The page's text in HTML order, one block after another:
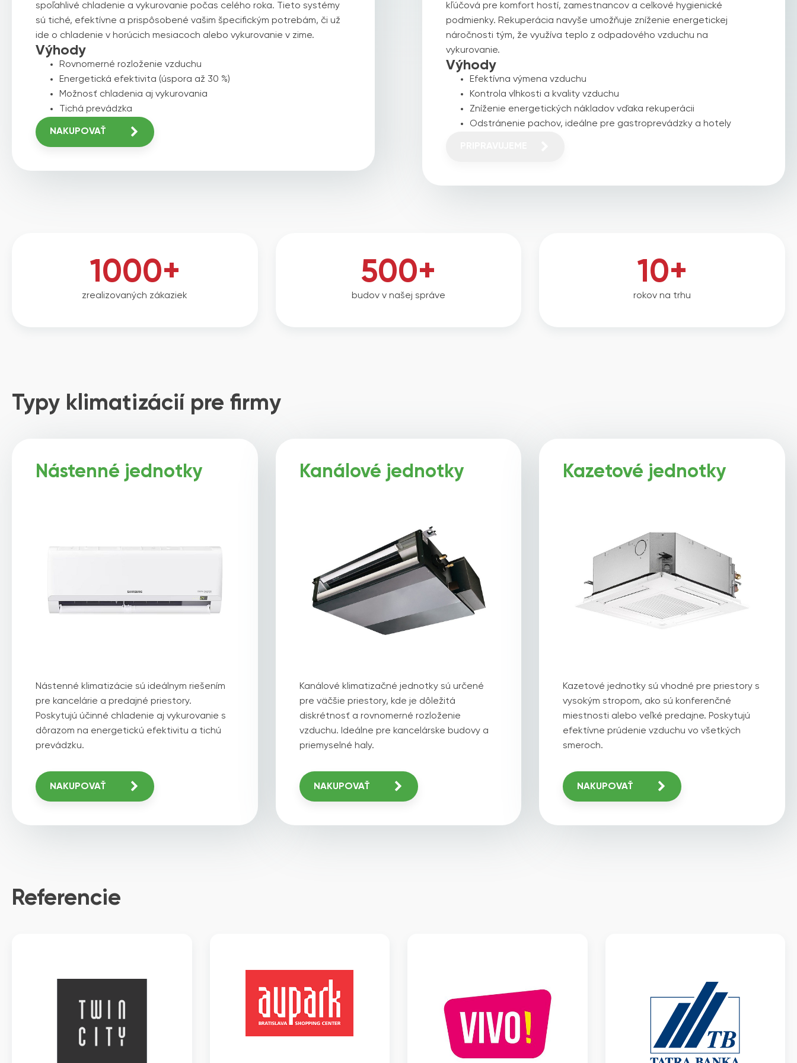
spoľahlivé chladenie a vykurovanie počas celého roka. Tieto systémy
sú tiché, efektívne a prispôsobené vašim špecifickým potrebám, či už
ide o chladenie v horúcich mesiacoch alebo vykurovanie v zime.
Výhody
Rovnomerné rozloženie vzduchu
Energetická efektivita (úspora až 30 %)
Možnosť chladenia aj vykurovania
Tichá prevádzka
NAKUPOVAŤ
kľúčová pre komfort hostí, zamestnancov a celkové hygienické
podmienky. Rekuperácia navyše umožňuje zníženie energetickej
náročnosti tým, že využíva teplo z odpadového vzduchu na
vykurovanie.
Výhody
Efektívna výmena vzduchu
Kontrola vlhkosti a kvality vzduchu
Zníženie energetických nákladov vďaka rekuperácii
Odstránenie pachov, ideálne pre gastroprevádzky a hotely
1000+
zrealizovaných zákaziek
500+
budov v našej správe
10+
rokov na trhu
Typy klimatizácií pre firmy
Nástenné jednotky
Nástenné klimatizácie sú ideálnym riešením
pre kancelárie a predajné priestory.
Poskytujú účinné chladenie aj vykurovanie s
dôrazom na energetickú efektivitu a tichú
prevádzku.
NAKUPOVAŤ
Kanálové jednotky
Kanálové klimatizačné jednotky sú určené
pre väčšie priestory, kde je dôležitá
diskrétnosť a rovnomerné rozloženie
vzduchu. Ideálne pre kancelárske budovy a
priemyselné haly.
NAKUPOVAŤ
Kazetové jednotky
Kazetové jednotky sú vhodné pre priestory s
vysokým stropom, ako sú konferenčné
miestnosti alebo veľké predajne. Poskytujú
efektívne prúdenie vzduchu vo všetkých
smeroch.
NAKUPOVAŤ
Referencie